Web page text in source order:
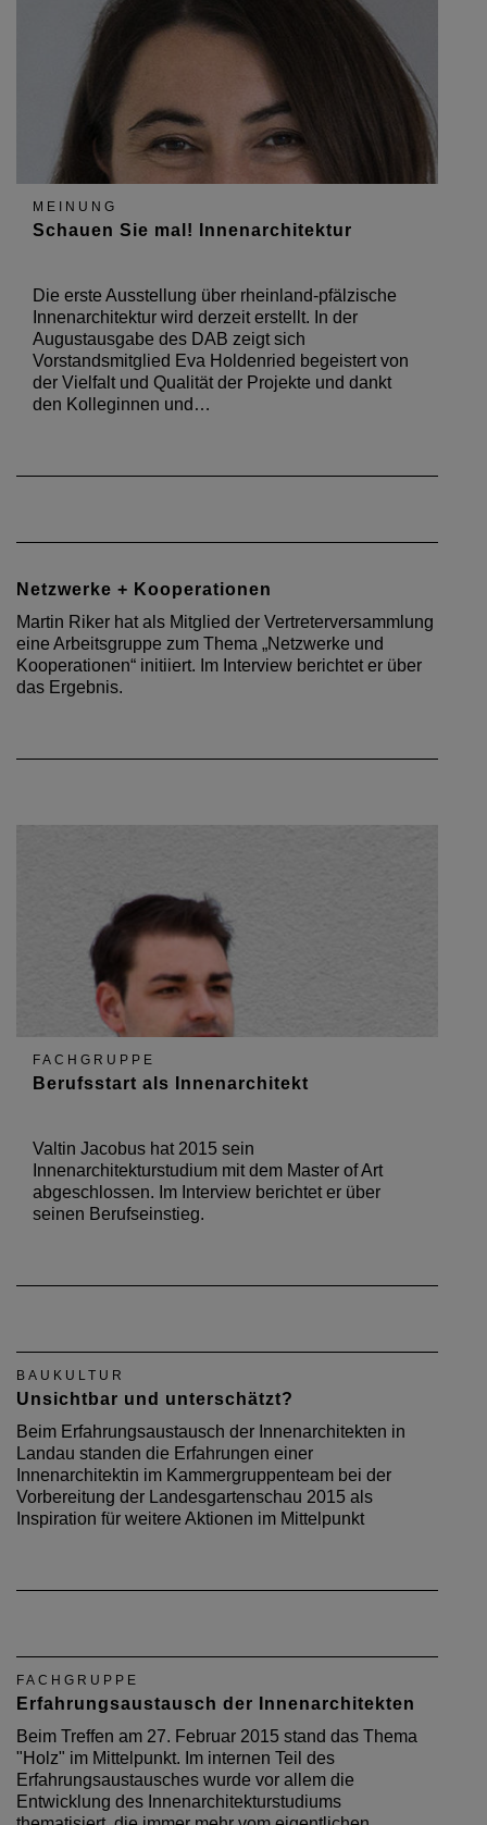
MEINUNG
Schauen Sie mal! Innenarchitektur
Die erste Ausstellung über rheinland-pfälzische
Innenarchitektur wird derzeit erstellt. In der
Augustausgabe des DAB zeigt sich
Vorstandsmitglied Eva Holdenried begeistert von
der Vielfalt und Qualität der Projekte und dankt
den Kolleginnen und…
Netzwerke + Kooperationen
Martin Riker hat als Mitglied der Vertreterversammlung
eine Arbeitsgruppe zum Thema „Netzwerke und
Kooperationen“ initiiert. Im Interview berichtet er über
das Ergebnis.
FACHGRUPPE
Berufsstart als Innenarchitekt
Valtin Jacobus hat 2015 sein
Innenarchitekturstudium mit dem Master of Art
abgeschlossen. Im Interview berichtet er über
seinen Berufseinstieg.
BAUKULTUR
Unsichtbar und unterschätzt?
Beim Erfahrungsaustausch der Innenarchitekten in
Landau standen die Erfahrungen einer
Innenarchitektin im Kammergruppenteam bei der
Vorbereitung der Landesgartenschau 2015 als
Inspiration für weitere Aktionen im Mittelpunkt
FACHGRUPPE
Erfahrungsaustausch der Innenarchitekten
Beim Treffen am 27. Februar 2015 stand das Thema
"Holz" im Mittelpunkt. Im internen Teil des
Erfahrungsaustausches wurde vor allem die
Entwicklung des Innenarchitekturstudiums